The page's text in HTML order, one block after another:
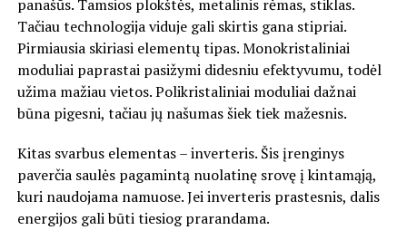
panašūs. Tamsios plokštės, metalinis rėmas, stiklas.
Tačiau technologija viduje gali skirtis gana stipriai.
Pirmiausia skiriasi elementų tipas. Monokristaliniai
moduliai paprastai pasižymi didesniu efektyvumu, todėl
užima mažiau vietos. Polikristaliniai moduliai dažnai
būna pigesni, tačiau jų našumas šiek tiek mažesnis.
Kitas svarbus elementas – inverteris. Šis įrenginys
paverčia saulės pagamintą nuolatinę srovę į kintamąją,
kuri naudojama namuose. Jei inverteris prastesnis, dalis
energijos gali būti tiesiog prarandama.